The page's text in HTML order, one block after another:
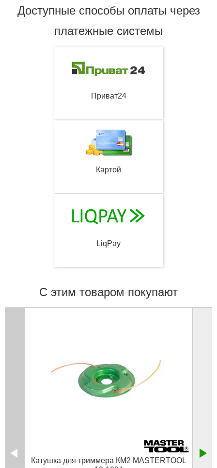
Доступные способы оплаты через
платежные системы
Приват24
Картой
LiqPay
С этим товаром покупают
Катушка для триммера КМ2 MASTERTOOL